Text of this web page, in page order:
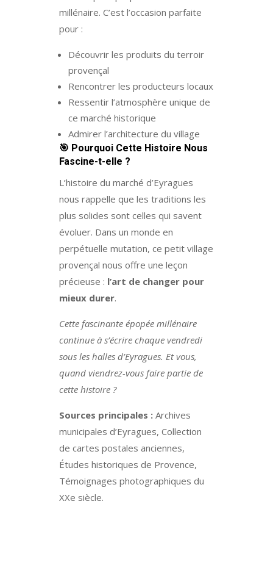
millénaire. C’est l’occasion parfaite
pour :
Découvrir les produits du terroir
provençal
Rencontrer les producteurs locaux
Ressentir l’atmosphère unique de
ce marché historique
Admirer l’architecture du village
🎯 Pourquoi Cette Histoire Nous
Fascine-t-elle ?
L’histoire du marché d’Eyragues
nous rappelle que les traditions les
plus solides sont celles qui savent
évoluer. Dans un monde en
perpétuelle mutation, ce petit village
provençal nous offre une leçon
précieuse : l’art de changer pour
mieux durer.
Cette fascinante épopée millénaire
continue à s’écrire chaque vendredi
sous les halles d’Eyragues. Et vous,
quand viendrez-vous faire partie de
cette histoire ?
Sources principales :Archives
municipales d’Eyragues, Collection
de cartes postales anciennes,
Études historiques de Provence,
Témoignages photographiques du
XXe siècle.